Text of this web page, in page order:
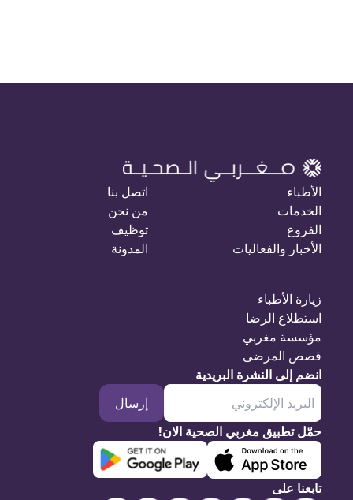
الأطباء
الخدمات
الفروع
الأخبار والفعاليات
اتصل بنا
من نحن
توظيف
المدونة
زيارة الأطباء
استطلاع الرضا
مؤسسة مغربي
قصص المرضى
انضم إلى النشرة البريدية
إرسال
حمّل تطبيق مغربي الصحية الان!
تابعنا على